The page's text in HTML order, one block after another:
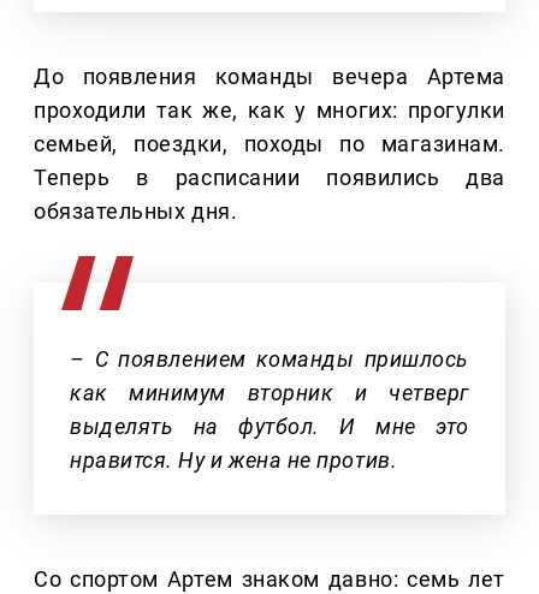
До появления команды вечера Артема
проходили так же, как у многих: прогулки
семьей, поездки, походы по магазинам.
Теперь в расписании появились два
обязательных дня.
– С появлением команды пришлось
как минимум вторник и четверг
выделять на футбол. И мне это
нравится. Ну и жена не против.
Со спортом Артем знаком давно: семь лет